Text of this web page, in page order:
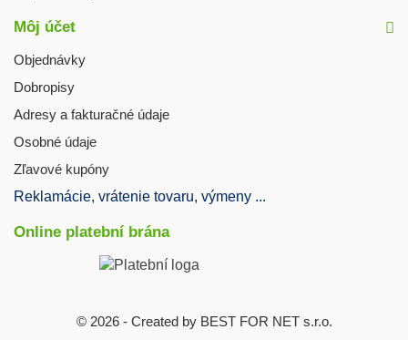
Môj účet
Objednávky
Dobropisy
Adresy a fakturačné údaje
Osobné údaje
Zľavové kupóny
Reklamácie, vrátenie tovaru, výmeny ...
Online platební brána
© 2026 - Created by BEST FOR NET s.r.o.